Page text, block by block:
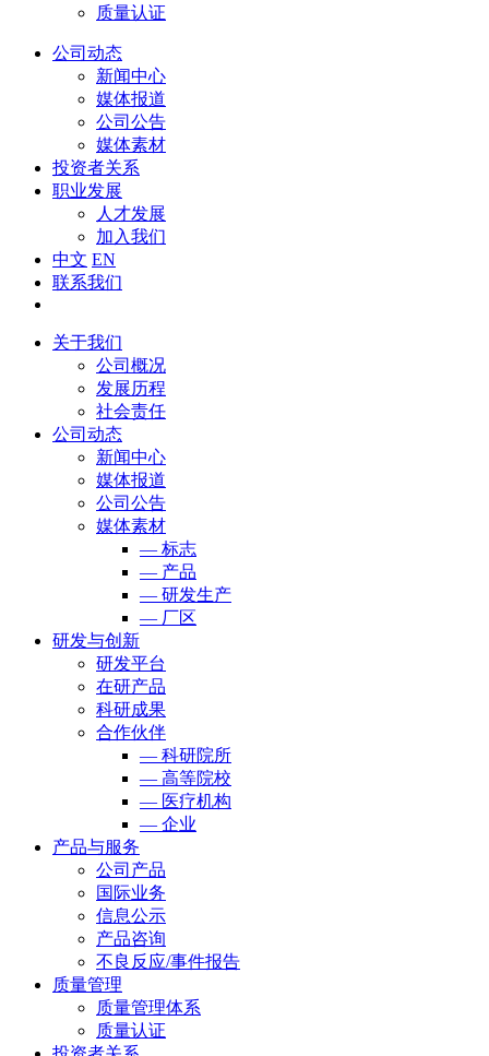
质量认证
公司动态
新闻中心
媒体报道
公司公告
媒体素材
投资者关系
职业发展
人才发展
加入我们
中文 EN
联系我们
关于我们
公司概况
发展历程
社会责任
公司动态
新闻中心
媒体报道
公司公告
媒体素材
— 标志
— 产品
— 研发生产
— 厂区
研发与创新
研发平台
在研产品
科研成果
合作伙伴
— 科研院所
— 高等院校
— 医疗机构
— 企业
产品与服务
公司产品
国际业务
信息公示
产品咨询
不良反应/事件报告
质量管理
质量管理体系
质量认证